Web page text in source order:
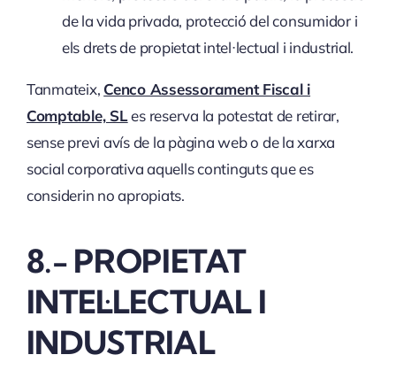
de la vida privada, protecció del consumidor i
els drets de propietat intel·lectual i industrial.
Tanmateix, Cenco Assessorament Fiscal i
Comptable, SLes reserva la potestat de retirar,
sense previ avís de la pàgina web o de la xarxa
social corporativa aquells continguts que es
considerin no apropiats.
8.- PROPIETAT
INTEL·LECTUAL I
INDUSTRIAL